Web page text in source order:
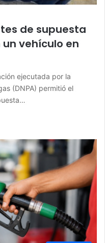
de supuesta
vehículo en
ejecutada por la
(DNPA) permitió el